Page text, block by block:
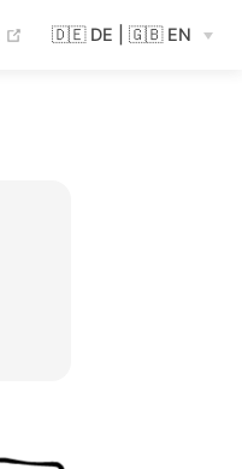
(opens new window)
🇩🇪 DE | 🇬🇧 EN